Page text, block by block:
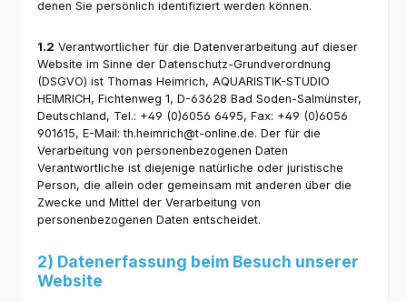
denen Sie persönlich identifiziert werden können.
1.2 Verantwortlicher für die Datenverarbeitung auf dieser
Website im Sinne der Datenschutz-Grundverordnung
(DSGVO) ist Thomas Heimrich, AQUARISTIK-STUDIO
HEIMRICH, Fichtenweg 1, D-63628 Bad Soden-Salmünster,
Deutschland, Tel.: +49 (0)6056 6495, Fax: +49 (0)6056
901615, E-Mail: th.heimrich@t-online.de. Der für die
Verarbeitung von personenbezogenen Daten
Verantwortliche ist diejenige natürliche oder juristische
Person, die allein oder gemeinsam mit anderen über die
Zwecke und Mittel der Verarbeitung von
personenbezogenen Daten entscheidet.
2) Datenerfassung beim Besuch unserer
Website